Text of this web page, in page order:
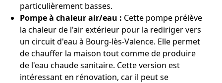
particulièrement basses.
Pompe à chaleur air/eau : Cette pompe prélève
la chaleur de l'air extérieur pour la rediriger vers
un circuit d'eau à Bourg-lès-Valence. Elle permet
de chauffer la maison tout comme de produire
de l'eau chaude sanitaire. Cette version est
intéressant en rénovation, car il peut se